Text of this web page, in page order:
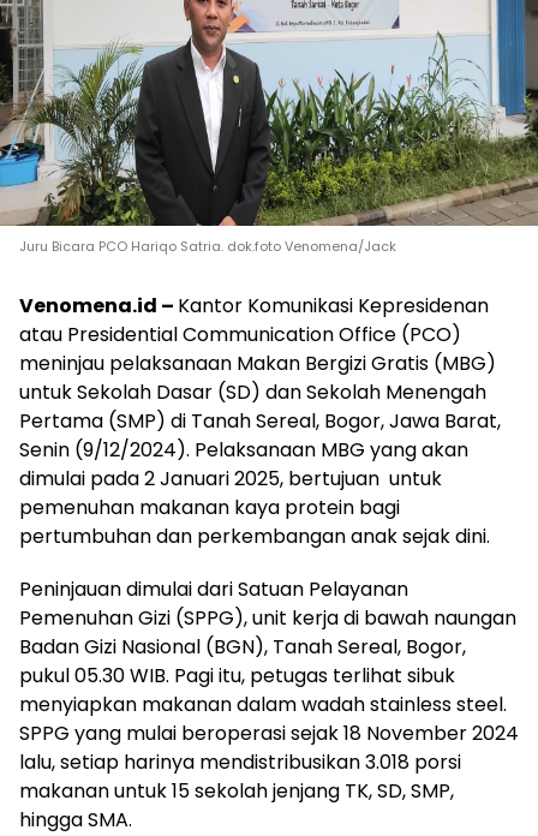
Juru Bicara PCO Hariqo Satria. dok.foto Venomena/Jack
Venomena.id – Kantor Komunikasi Kepresidenan
atau Presidential Communication Office (PCO)
meninjau pelaksanaan Makan Bergizi Gratis (MBG)
untuk Sekolah Dasar (SD) dan Sekolah Menengah
Pertama (SMP) di Tanah Sereal, Bogor, Jawa Barat,
Senin (9/12/2024). Pelaksanaan MBG yang akan
dimulai pada 2 Januari 2025, bertujuan untuk
pemenuhan makanan kaya protein bagi
pertumbuhan dan perkembangan anak sejak dini.
Peninjauan dimulai dari Satuan Pelayanan
Pemenuhan Gizi (SPPG), unit kerja di bawah naungan
Badan Gizi Nasional (BGN), Tanah Sereal, Bogor,
pukul 05.30 WIB. Pagi itu, petugas terlihat sibuk
menyiapkan makanan dalam wadah stainless steel.
SPPG yang mulai beroperasi sejak 18 November 2024
lalu, setiap harinya mendistribusikan 3.018 porsi
makanan untuk 15 sekolah jenjang TK, SD, SMP,
hingga SMA.